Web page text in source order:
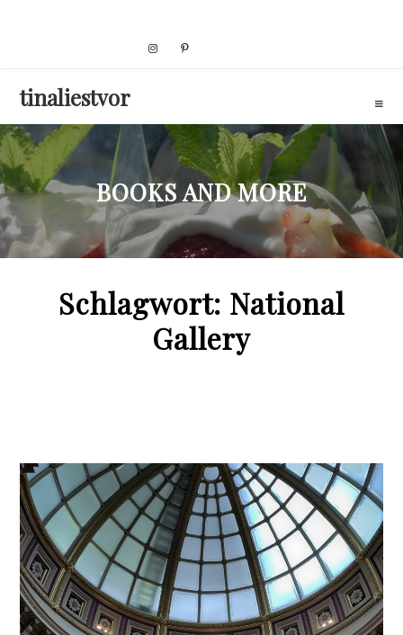
tinaliestvor
BOOKS AND MORE
Schlagwort: National
Gallery